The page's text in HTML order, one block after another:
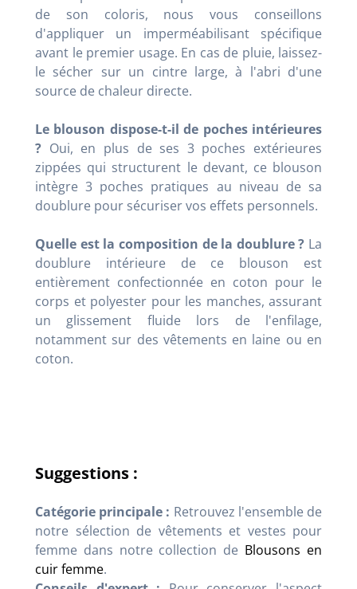
de son coloris, nous vous conseillons
d'appliquer un imperméabilisant spécifique
avant le premier usage. En cas de pluie, laissez-
le sécher sur un cintre large, à l'abri d'une
source de chaleur directe.
Le blouson dispose-t-il de poches intérieures
? Oui, en plus de ses 3 poches extérieures
zippées qui structurent le devant, ce blouson
intègre 3 poches pratiques au niveau de sa
doublure pour sécuriser vos effets personnels.
Quelle est la composition de la doublure ? La
doublure intérieure de ce blouson est
entièrement confectionnée en coton pour le
corps et polyester pour les manches, assurant
un glissement fluide lors de l'enfilage,
notamment sur des vêtements en laine ou en
coton.
Suggestions :
Catégorie principale : Retrouvez l'ensemble de
notre sélection de vêtements et vestes pour
femme dans notre collection de Blousons en
cuir femme.